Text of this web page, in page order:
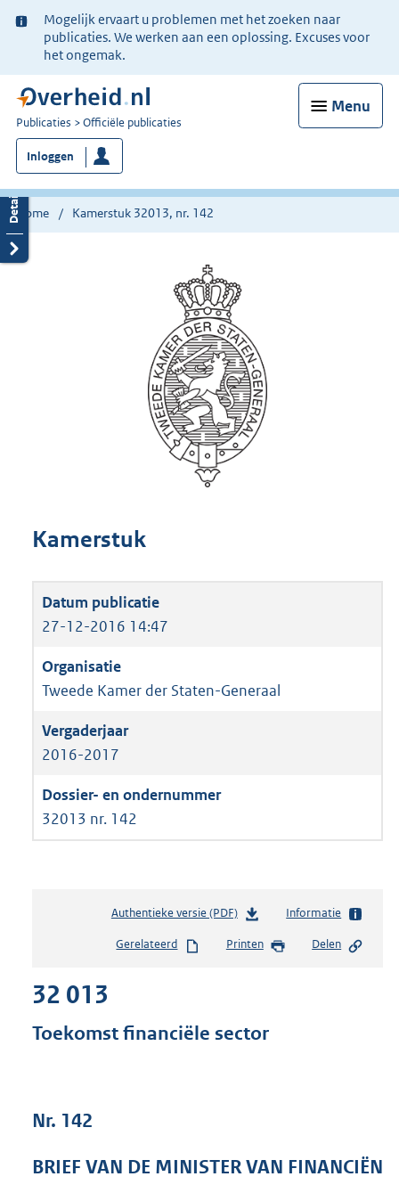
Ter
informatie:
Mogelijk ervaart u problemen met het zoeken naar
publicaties. We werken aan een oplossing. Excuses voor
het ongemak.
Menu
U
bent
nu
hier:
Publicaties Officiële publicaties
Inloggen
Home Kamerstuk 32013, nr. 142
Kamerstuk
27-12-2016 14:47
Tweede Kamer der Staten-Generaal
2016-2017
32013 nr. 142
Authentieke versie (PDF)b
s
s
e
Informatie
Gerelateerd Printen Delen
32 013
Toekomst financiële sector
Nr. 142
BRIEF VAN DE MINISTER VAN FINANCIËN